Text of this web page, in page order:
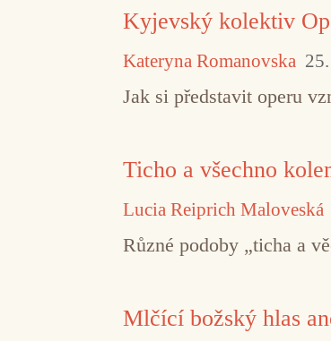
Kyjevský kolektiv
Kateryna Romanovska
Jak si představit operu
Ticho a všechno
Lucia Reiprich Maloveská
Různé podoby „ticha a
Mlčící božský hlas